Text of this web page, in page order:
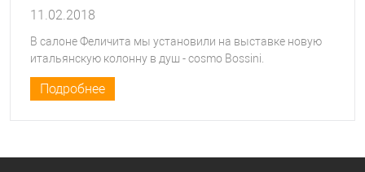
11.02.2018
В салоне Феличита мы установили на выставке новую
итальянскую колонну в душ - cosmo Bossini.
Подробнее